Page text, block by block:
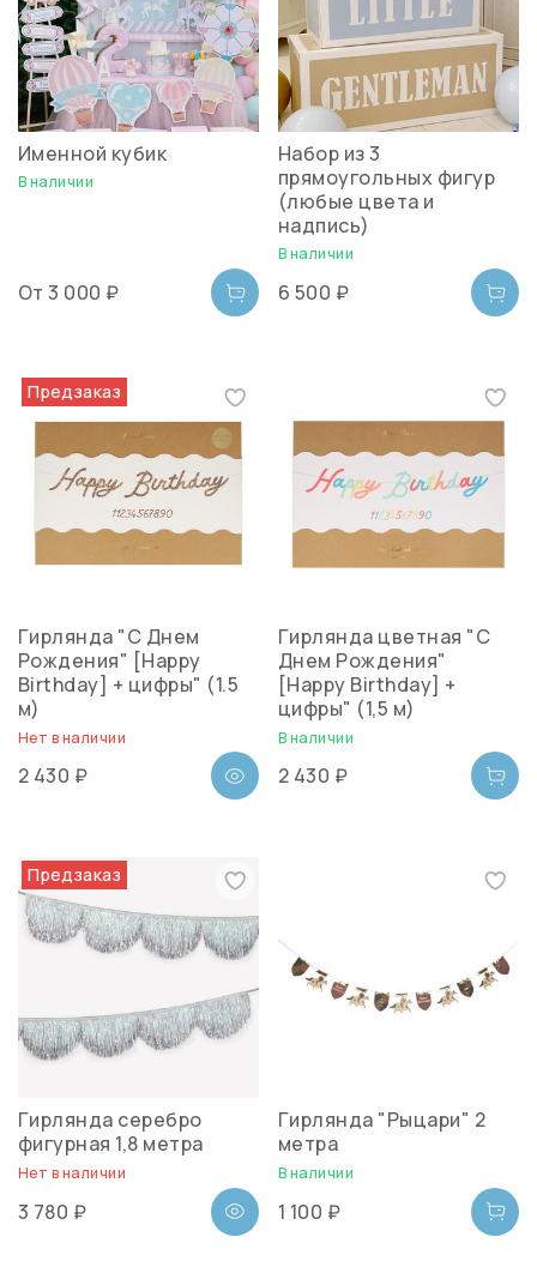
Именной кубик
В наличии
От 3 000 ₽
Набор из 3
прямоугольных фигур
(любые цвета и
надпись)
В наличии
6 500 ₽
Предзаказ
Гирлянда "С Днем
Рождения" [Happy
Birthday] + цифры" (1.5
м)
Нет в наличии
2 430 ₽
Гирлянда цветная "С
Днем Рождения"
[Happy Birthday] +
цифры" (1,5 м)
В наличии
2 430 ₽
Предзаказ
Гирлянда серебро
фигурная 1,8 метра
Нет в наличии
3 780 ₽
Гирлянда "Рыцари" 2
метра
В наличии
1 100 ₽